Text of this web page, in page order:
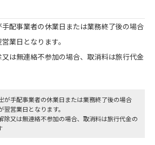
配事業者の休業日または業務終了後の場合
業日となります。
は無連絡不参加の場合、取消料は旅行代金
が手配事業者の休業日または業務終了後の場合
営業日となります。
又は無連絡不参加の場合、取消料は旅行代金の